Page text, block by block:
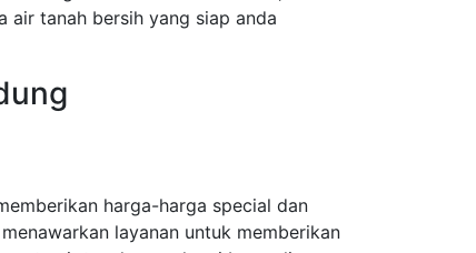
air tanah bersih yang siap anda
harga-harga special dan
layanan untuk memberikan